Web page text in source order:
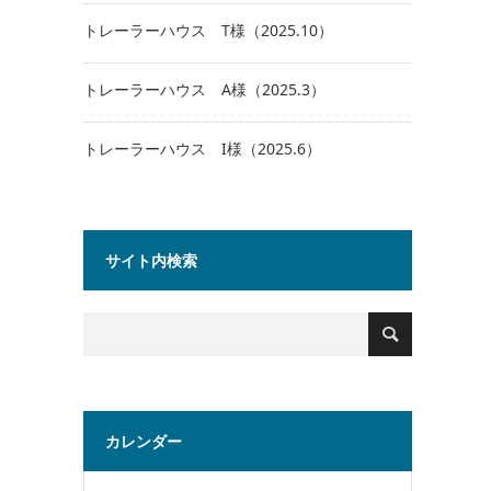
トレーラーハウス T様（2025.10）
トレーラーハウス A様（2025.3）
トレーラーハウス I様（2025.6）
サイト内検索
カレンダー